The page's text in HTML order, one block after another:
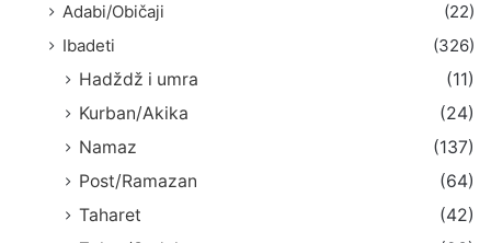
Adabi/Običaji
(22)
Ibadeti
(326)
Hadždž i umra
(11)
Kurban/Akika
(24)
Namaz
(137)
Post/Ramazan
(64)
Taharet
(42)